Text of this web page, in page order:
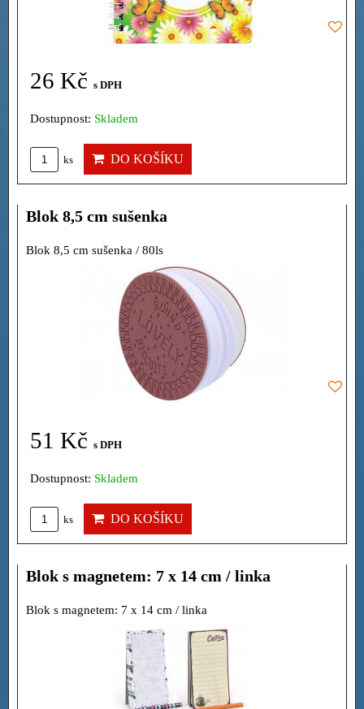
26 Kč s DPH
Dostupnost: Skladem
ks DO KOŠÍKU
Blok 8,5 cm sušenka
Blok 8,5 cm sušenka / 80ls
51 Kč s DPH
Dostupnost: Skladem
ks DO KOŠÍKU
Blok s magnetem: 7 x 14 cm / linka
Blok s magnetem: 7 x 14 cm / linka